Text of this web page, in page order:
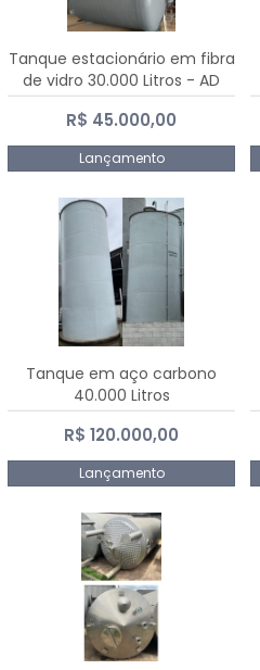
Tanque estacionário em fibra
de vidro 30.000 Litros - AD
Fibras
R$ 45.000,00
Lançamento
Tanque em aço carbono
40.000 Litros
R$ 120.000,00
Lançamento